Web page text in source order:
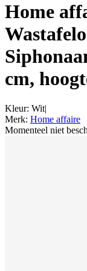
Home
cm,
Kleur: Wit|
Merk: Home affaire
Momenteel niet